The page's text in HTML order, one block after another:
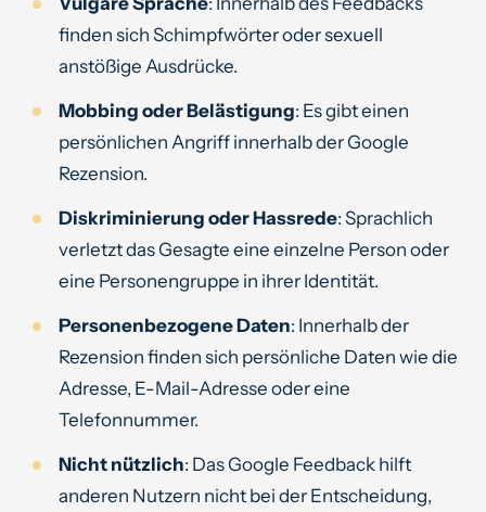
finden sich Schimpfwörter oder sexuell
anstößige Ausdrücke.
Mobbing oder Belästigung: Es gibt einen
persönlichen Angriff innerhalb der Google
Rezension.
Diskriminierung oder Hassrede: Sprachlich
verletzt das Gesagte eine einzelne Person oder
eine Personengruppe in ihrer Identität.
Personenbezogene Daten: Innerhalb der
Rezension finden sich persönliche Daten wie die
Adresse, E-Mail-Adresse oder eine
Telefonnummer.
Nicht nützlich: Das Google Feedback hilft
anderen Nutzern nicht bei der Entscheidung,